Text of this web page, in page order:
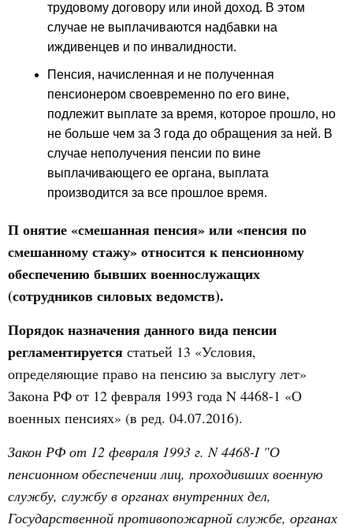
трудовому договору или иной доход. В этом
случае не выплачиваются надбавки на
иждивенцев и по инвалидности.
Пенсия, начисленная и не полученная
пенсионером своевременно по его вине,
подлежит выплате за время, которое прошло, но
не больше чем за 3 года до обращения за ней. В
случае неполучения пенсии по вине
выплачивающего ее органа, выплата
производится за все прошлое время.
П онятие «смешанная пенсия» или «пенсия по
смешанному стажу» относится к пенсионному
обеспечению бывших военнослужащих
(сотрудников силовых ведомств).
Порядок назначения данного вида пенсии
регламентируется статьей 13 «Условия,
определяющие право на пенсию за выслугу лет»
Закона РФ от 12 февраля 1993 года N 4468-1 «О
военных пенсиях» (в ред. 04.07.2016).
Закон РФ от 12 февраля 1993 г. N 4468-I "О
пенсионном обеспечении лиц, проходивших военную
службу, службу в органах внутренних дел,
Государственной противопожарной службе, органах